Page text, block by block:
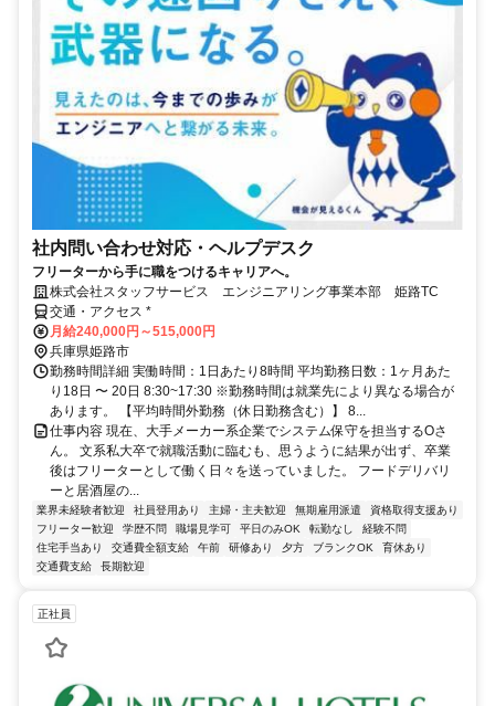
社内問い合わせ対応・ヘルプデスク
フリーターから手に職をつけるキャリアへ。
株式会社スタッフサービス エンジニアリング事業本部 姫路TC
交通・アクセス *
月給240,000円～515,000円
兵庫県姫路市
勤務時間詳細 実働時間：1日あたり8時間 平均勤務日数：1ヶ月あた
り18日 〜 20日 8:30~17:30 ※勤務時間は就業先により異なる場合が
あります。 【平均時間外勤務（休日勤務含む）】 8...
仕事内容 現在、大手メーカー系企業でシステム保守を担当するOさ
ん。 文系私大卒で就職活動に臨むも、思うように結果が出ず、卒業
後はフリーターとして働く日々を送っていました。 フードデリバリ
ーと居酒屋の...
業界未経験者歓迎 社員登用あり 主婦・主夫歓迎 無期雇用派遣
資格取得支援あり
フリーター歓迎
学歴不問 職場見学可 平日のみOK 転勤なし
経験不問
住宅手当あり
交通費全額支給 午前 研修あり 夕方 ブランクOK
育休あり
交通費支給
長期歓迎
正社員